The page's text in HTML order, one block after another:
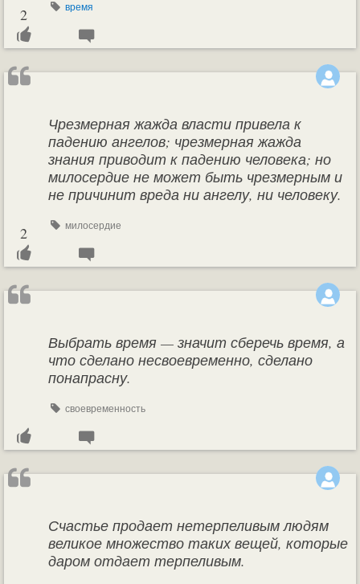
время
2
Чрезмерная жажда власти привела к
падению ангелов; чрезмерная жажда
знания приводит к падению человека; но
милосердие не может быть чрезмерным и
не причинит вреда ни ангелу, ни человеку.
милосердие
2
Выбрать время — значит сберечь время, а
что сделано несвоевременно, сделано
понапрасну.
своевременность
Счастье продает нетерпеливым людям
великое множество таких вещей, которые
даром отдает терпеливым.